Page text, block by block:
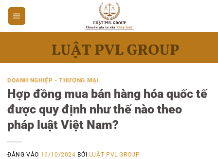
Bỏ
qua
nội
DOANH NGHIỆP - THƯƠNG MẠI
Hợp đồng mua bán hàng hóa quốc tế
được quy định như thế nào theo
pháp luật Việt Nam?
ĐĂNG VÀO 16/10/2024 BỞI LUẬT PVL GROUP